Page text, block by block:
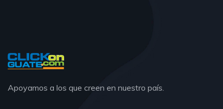
Apoyamos a los que creen en nuestro país.